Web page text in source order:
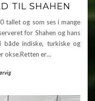
TIL SHAHEN
tallet og som ses i mange
for Shahen og hans
både indiske, turkiske og
okse.Retten er…